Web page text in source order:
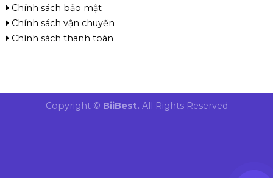
Chính sách bảo mật
Chính sách vận chuyển
Chính sách thanh toán
Copyright © BiiBest. All Rights Reserved